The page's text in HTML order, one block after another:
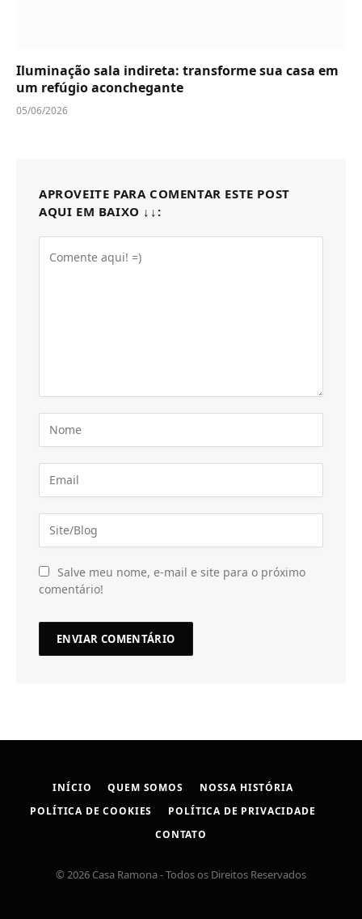
Iluminação sala indireta: transforme sua casa em
um refúgio aconchegante
05/06/2026
APROVEITE PARA COMENTAR ESTE POST
AQUI EM BAIXO ↓↓:
Salve meu nome, e-mail e site para o próximo
comentário!
INÍCIO QUEM SOMOS
NOSSA HISTÓRIA
POLÍTICA DE COOKIES
POLÍTICA DE PRIVACIDADE
CONTATO
© 2026 Casa Ramona - Todos os Direitos Reservados